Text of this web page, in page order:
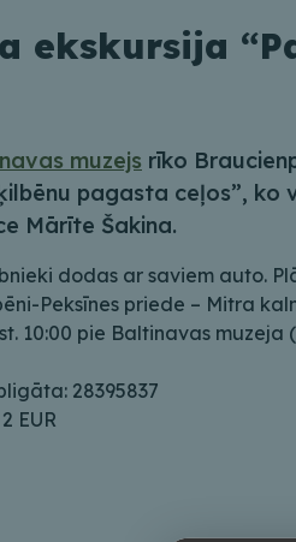
ekskursija
muzejs rīko
pagasta ceļos”, ko
Mārīte Šakina.
dodas ar saviem auto.
Peksīnes priede – Mitra
10:00 pie Baltinavas muzeja
28395837
EUR